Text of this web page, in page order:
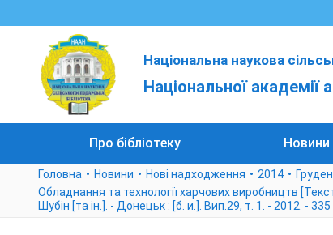
Національна наукова
Національної академії
Про бібліотеку Новини
Головна Новини Нові надходження 2014
Обладнання та технології харчових виробництв
Шубін [та ін.]. - Донецьк : [б. и.]. Вип.29, т. 1. - 2012. - 335